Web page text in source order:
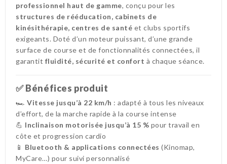
professionnel haut de gamme, conçu pour les
structures de rééducation, cabinets de
kinésithérapie, centres de santé et clubs sportifs
exigeants. Doté d’un moteur puissant, d’une grande
surface de course et de fonctionnalités connectées, il
garantit fluidité, sécurité et confort à chaque séance.
✅Bénéfices produit
🏎️ Vitesse jusqu’à 22 km/h : adapté à tous les niveaux
d’effort, de la marche rapide à la course intense
💪 Inclinaison motorisée jusqu’à 15 % pour travail en
côte et progression cardio
📱 Bluetooth & applications connectées (Kinomap,
MyCare…) pour suivi personnalisé